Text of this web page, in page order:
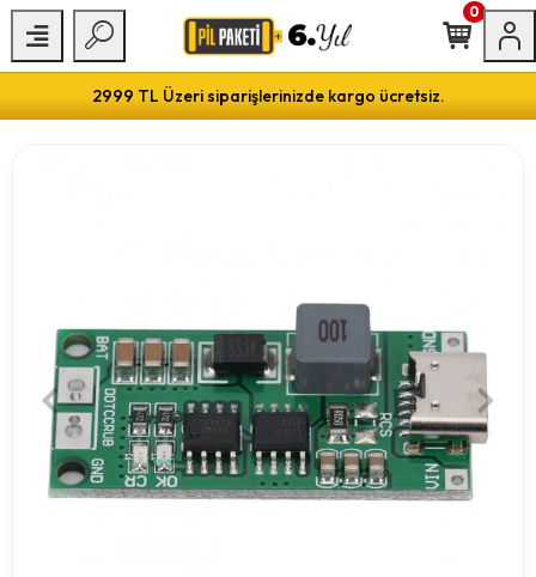
2999 TL Üzeri siparişlerinizde kargo ücretsiz.
0